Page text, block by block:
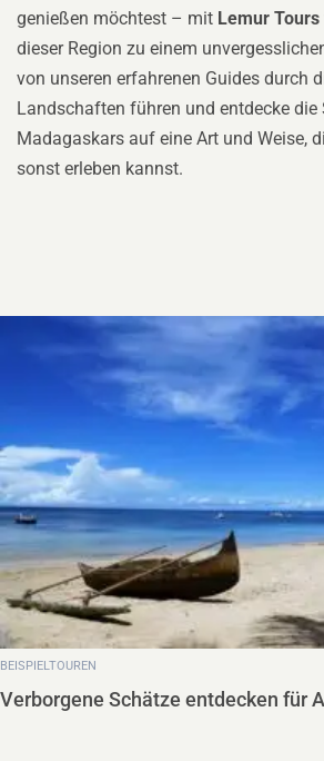
genießen möchtest – mit Lemur Tours
dieser Region zu einem
von unseren erfahrenen Guides durch
Landschaften führen und entdecke die
Madagaskars auf eine Art und Weise,
sonst erleben kannst.
BEISPIELTOUREN
Madagaskar entdecken – Ein